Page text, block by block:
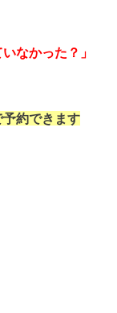
なかった？」
約できます